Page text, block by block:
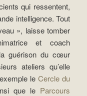
qui ressentent,
intelligence. Tout
», laisse tomber
et coach
guérison du cœur
ateliers qu’elle
le Cercle du
que le Parcours